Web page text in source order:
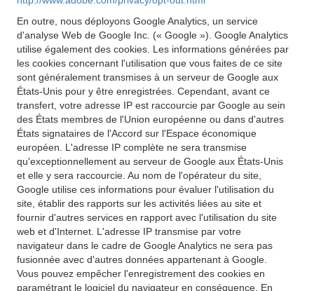
En outre, nous déployons Google Analytics, un service
d'analyse Web de Google Inc. (« Google »). Google Analytics
utilise également des cookies. Les informations générées par
les cookies concernant l'utilisation que vous faites de ce site
sont généralement transmises à un serveur de Google aux
États-Unis pour y être enregistrées. Cependant, avant ce
transfert, votre adresse IP est raccourcie par Google au sein
des États membres de l'Union européenne ou dans d'autres
États signataires de l'Accord sur l'Espace économique
européen. L'adresse IP complète ne sera transmise
qu'exceptionnellement au serveur de Google aux États-Unis
et elle y sera raccourcie. Au nom de l'opérateur du site,
Google utilise ces informations pour évaluer l'utilisation du
site, établir des rapports sur les activités liées au site et
fournir d'autres services en rapport avec l'utilisation du site
web et d'Internet. L'adresse IP transmise par votre
navigateur dans le cadre de Google Analytics ne sera pas
fusionnée avec d'autres données appartenant à Google.
Vous pouvez empêcher l'enregistrement des cookies en
paramétrant le logiciel du navigateur en conséquence. En